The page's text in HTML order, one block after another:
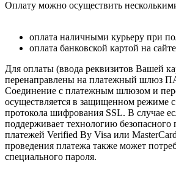
Оплату можно осуществить
оплата наличными курьеру при
оплата банковской картой на сайте
Для оплаты (ввода реквизитов Вашей
перенаправлены на платежный шлюз
Соединение с платежным шлюзом и
осуществляется в защищенном режиме
протокола шифрования SSL. В случае
поддерживает технологию безопасного
платежей Verified By Visa или
проведения платежа также может
специального пароля.